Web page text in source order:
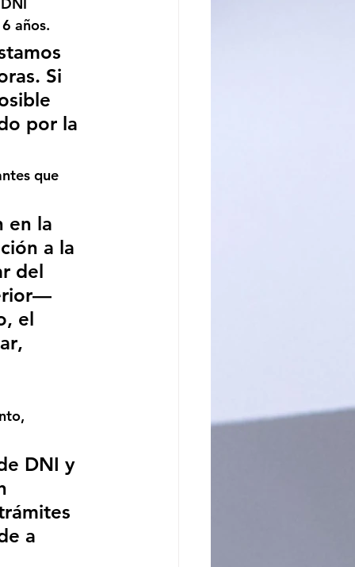
años.
Si
por la
que
en la
a la
del
el
,
DNI y
a